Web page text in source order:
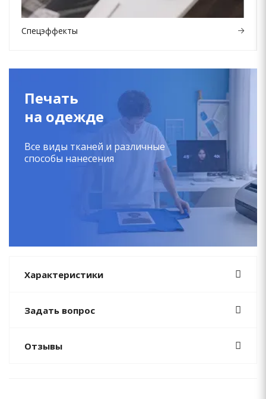
Спецэффекты
Печать
на одежде
Все виды тканей и различные
способы нанесения
Характеристики
Задать вопрос
Отзывы